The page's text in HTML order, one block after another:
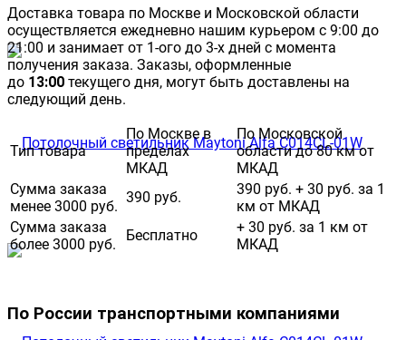
Доставка товара по Москве и Московской области
осуществляется ежедневно нашим курьером с 9:00 до
21:00 и занимает от 1-ого до 3-х дней с момента
получения заказа. Заказы, оформленные
до 13:00 текущего дня, могут быть доставлены на
следующий день.
Тип товара
По Москве в
пределах
МКАД
По Московской
области до 80 км от
МКАД
Сумма заказа
менее 3000 руб.
390 руб.
390 руб. + 30 руб. за 1
км от МКАД
Сумма заказа
более 3000 руб.
Бесплатно
+ 30 руб. за 1 км от
МКАД
По России транспортными компаниями